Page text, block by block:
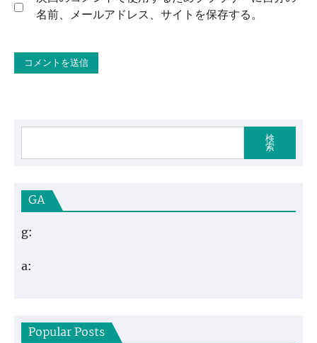
名前、メールアドレス、サイトを保存する。
検
索
GA
g:
a:
Popular Posts